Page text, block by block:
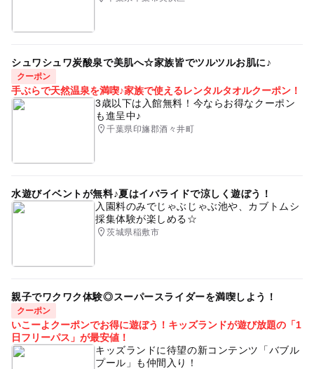
シュワシュワ炭酸泉で美肌へ☆家族皆でツルツルお肌に♪
クーポン
手ぶらで天然温泉を満喫♪家族で使えるレンタルタオルクーポン！
3歳以下は入館無料！今ならお得なクーポン
も進呈中♪
千葉県印旛郡酒々井町
水遊びイベントが無料♪夏はイバライドで涼しく遊ぼう！
入園料のみでじゃぶじゃぶ池や、カブトムシ
採集体験が楽しめる☆
茨城県稲敷市
親子でワクワク体験◎スーパースライダーを満喫しよう！
クーポン
いこーよクーポンでお得に遊ぼう！キッズランドが遊び放題の「1
日フリーパス」が最安値！
キッズランドに待望の新コンテンツ「バブル
プール」も仲間入り！